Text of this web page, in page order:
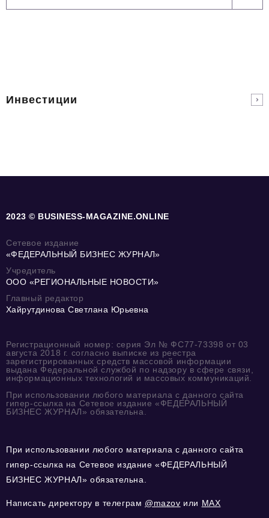
Инвестиции
2023 © BUSINESS-MAGAZINE.ONLINE
Сетевое издание
«ФЕДЕРАЛЬНЫЙ БИЗНЕС ЖУРНАЛ»
Учредитель
ООО «РЕГИОНАЛЬНЫЕ НОВОСТИ»
Главный редактор
Хайрутдинова Светлана Юрьевна
Регистрационный номер: серия Эл № ФС77-73398 от 03
августа 2018 г. согласно выписке из реестра
зарегистрированных средств массовой информации
выдана Федеральной службой по надзору в сфере связи,
информационных технологий и массовых коммуникаций.
При использовании любого материала с данного сайта
гипер-ссылка на Сетевое издание «ФЕДЕРАЛЬНЫЙ
БИЗНЕС ЖУРНАЛ» обязательна.
При использовании любого материала с данного сайта
гипер-ссылка на Сетевое издание «ФЕДЕРАЛЬНЫЙ
БИЗНЕС ЖУРНАЛ» обязательна.
Написать директору в телеграм @mazov или MAX